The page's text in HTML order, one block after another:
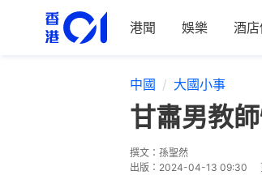
港聞 娛樂 酒
中國 大國小事
甘肅男教
撰文： 孫聖然
出版： 2024-04-13 09:30